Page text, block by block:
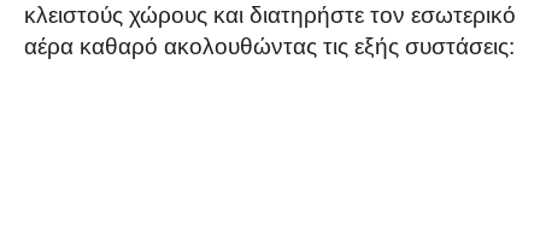
κλειστούς χώρους και διατηρήστε τον εσωτερικό
αέρα καθαρό ακολουθώντας τις εξής συστάσεις: